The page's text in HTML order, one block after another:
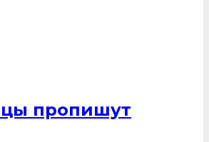
пропишут